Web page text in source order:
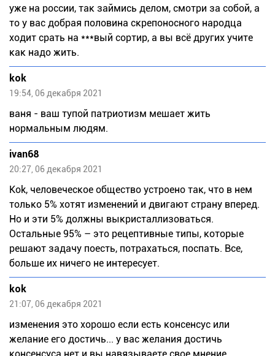
уже на россии, так займись делом, смотри за собой, а
то у вас добрая половина скрепоносного народца
ходит срать на ***вый сортир, а вы всё других учите
как надо жить.
kok
19:54, 06 декабря 2021
ваня - ваш тупой патриотизм мешает жить
нормальным людям.
ivan68
20:27, 06 декабря 2021
Kok, человеческое общество устроено так, что в нем
только 5% хотят изменений и двигают страну вперед.
Но и эти 5% должны выкристаллизоваться.
Остальные 95% – это рецептивные типы, которые
решают задачу поесть, потрахаться, поспать. Все,
больше их ничего не интересует.
kok
21:07, 06 декабря 2021
изменения это хорошо если есть консенсус или
желание его достичь... у вас желания достичь